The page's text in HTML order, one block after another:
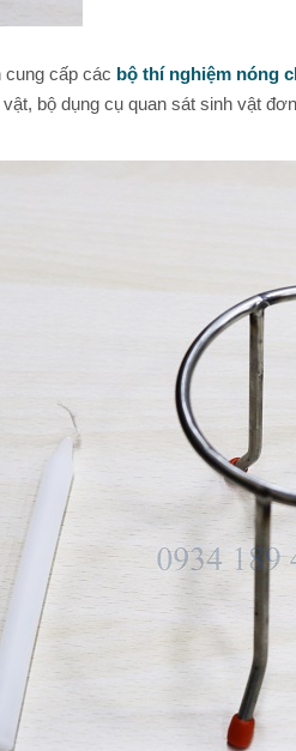
cấp các bộ thí nghiệm nóng
bộ dụng cụ quan sát sinh vật